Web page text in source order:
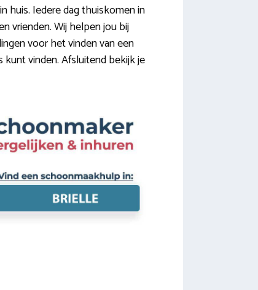
huis. Iedere dag thuiskomen in
vrienden. Wij helpen jou bij
voor het vinden van een
vinden. Afsluitend bekijk je